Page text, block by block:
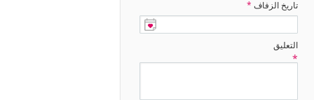
تاريخ الزفاف *
التعليق
*